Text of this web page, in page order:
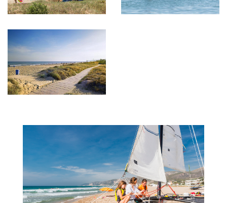
Imagen